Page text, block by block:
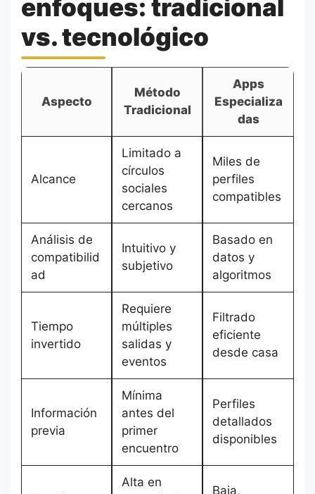
enfoques: tradicional
vs. tecnológico
Aspecto
Método
Tradicional
Apps
Especializa
das
Alcance
Limitado a
círculos
sociales
cercanos
Miles de
perfiles
compatibles
Análisis de
compatibilid
ad
Intuitivo y
subjetivo
Basado en
datos y
algoritmos
Tiempo
invertido
Requiere
múltiples
salidas y
eventos
Filtrado
eficiente
desde casa
Información
previa
Mínima
antes del
primer
encuentro
Perfiles
detallados
disponibles
Alta en
Baja,